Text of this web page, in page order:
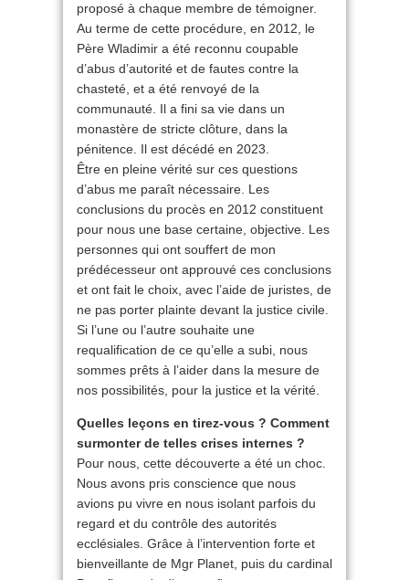
proposé à chaque membre de témoigner.
Au terme de cette procédure, en 2012, le
Père Wladimir a été reconnu coupable
d’abus d’autorité et de fautes contre la
chasteté, et a été renvoyé de la
communauté. Il a fini sa vie dans un
monastère de stricte clôture, dans la
pénitence. Il est décédé en 2023.
Être en pleine vérité sur ces questions
d’abus me paraît nécessaire. Les
conclusions du procès en 2012 constituent
pour nous une base certaine, objective. Les
personnes qui ont souffert de mon
prédécesseur ont approuvé ces conclusions
et ont fait le choix, avec l’aide de juristes, de
ne pas porter plainte devant la justice civile.
Si l’une ou l’autre souhaite une
requalification de ce qu’elle a subi, nous
sommes prêts à l’aider dans la mesure de
nos possibilités, pour la justice et la vérité.
Quelles leçons en tirez-vous ? Comment
surmonter de telles crises internes ?
Pour nous, cette découverte a été un choc.
Nous avons pris conscience que nous
avions pu vivre en nous isolant parfois du
regard et du contrôle des autorités
ecclésiales. Grâce à l’intervention forte et
bienveillante de Mgr Planet, puis du cardinal